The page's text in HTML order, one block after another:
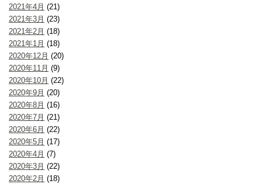
2021年4月 (21)
2021年3月 (23)
2021年2月 (18)
2021年1月 (18)
2020年12月 (20)
2020年11月 (9)
2020年10月 (22)
2020年9月 (20)
2020年8月 (16)
2020年7月 (21)
2020年6月 (22)
2020年5月 (17)
2020年4月 (7)
2020年3月 (22)
2020年2月 (18)